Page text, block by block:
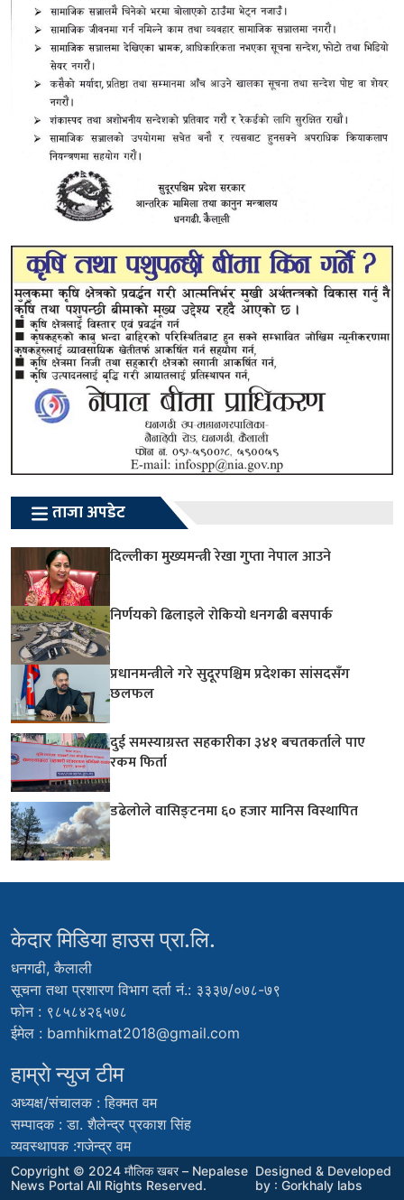
ताजा अपडेट
दिल्लीका मुख्यमन्त्री रेखा गुप्ता नेपाल आउने
निर्णयको ढिलाइले रोकियो धनगढी बसपार्क
प्रधानमन्त्रीले गरे सुदूरपश्चिम प्रदेशका सांसदसँग
छलफल
दुई समस्याग्रस्त सहकारीका ३४१ बचतकर्ताले पाए
रकम फिर्ता
डढेलोले वासिङ्टनमा ६० हजार मानिस विस्थापित
केदार मिडिया हाउस प्रा.लि.
धनगढी, कैलाली
सूचना तथा प्रशारण विभाग दर्ता नं.: ३३३७/०७८-७९
फोन : ९८५८४२६५७८
ईमेल : bamhikmat2018@gmail.com
हाम्राे न्युज टीम
अध्यक्ष/संचालक : हिक्मत वम
सम्पादक : डा. शैलेन्द्र प्रकाश सिंह
व्यवस्थापक :गजेन्द्र वम
Copyright © 2024 मौलिक खबर – Nepalese
News Portal All Rights Reserved.
Designed & Developed
by : Gorkhaly labs